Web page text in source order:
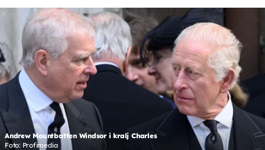
Andrew Mountbatten Windsor i kralj Charles
Foto: Profimedia
OMOGUĆI OBAVIJESTI